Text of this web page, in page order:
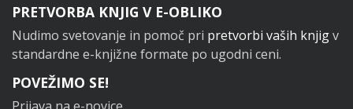
PRETVORBA KNJIG V E-OBLIKO
Nudimo svetovanje in pomoč pri pretvorbi vaših knjigv
standardne e-knjižne formate po ugodni ceni.
POVEŽIMO SE!